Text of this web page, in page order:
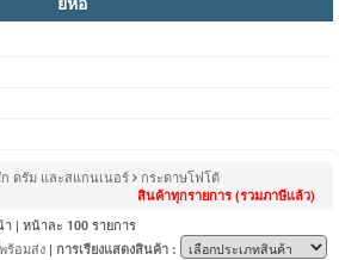
ดรัม และสแกนเนอร์ กระดาษโฟโต้
สินค้าทุกรายการ (รวมภาษีแล้ว)
| หน้าละ 100 รายการ
ร้อมส่ง | การเรียงแสดงสินค้า :